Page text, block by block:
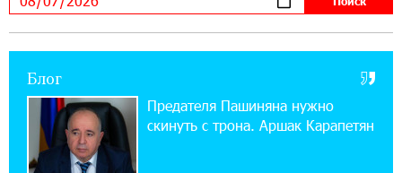
Summit: IDBank представил инновационное
Состоялось открытие Khachaturian Rooftop
при поддержке IDBank
18:38:18 28-07-2026
Блог
Предателя Пашиняна нужно
скинуть с трона. Аршак Карапетян